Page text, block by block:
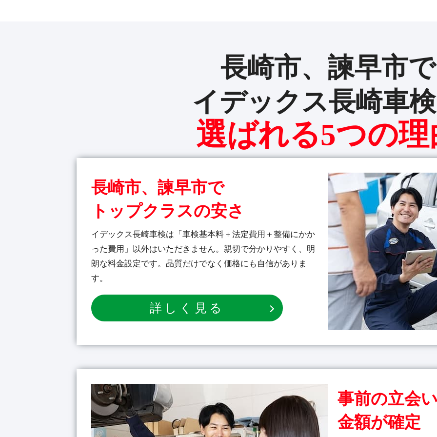
長崎市、諫早市で
イデックス長崎車
選ばれる5つの理
長崎市、諫早市で
トップクラスの安さ
イデックス長崎車検は「車検基本料＋法定費用＋整備にかか
った費用」以外はいただきません。親切で分かりやすく、明
朗な料金設定です。品質だけでなく価格にも自信がありま
す。
詳しく見る
事前の立会
金額が確定